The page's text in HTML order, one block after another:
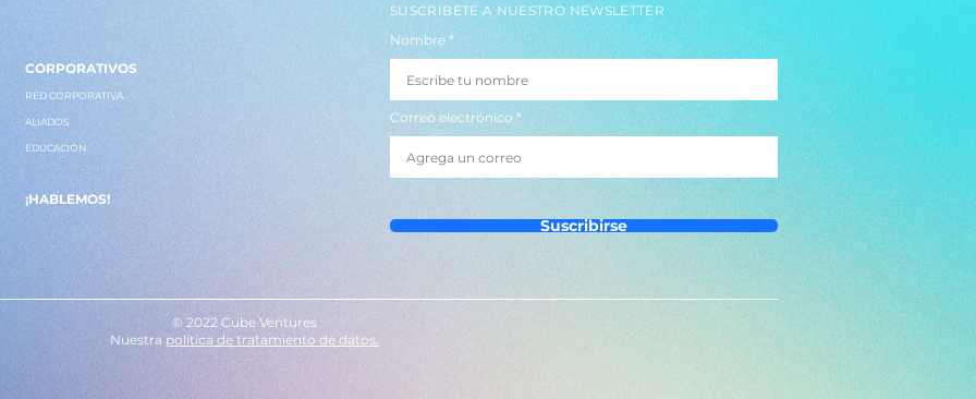
CORPORATIVOS
RED CORPORATIVA
ALIADOS
EDUCACIÓN
¡HABLEMOS!
SUSCRÍBETE A NUESTRO NEWSLETTER
Nombre
Correo electrónico
Suscribirse
© 2022 Cube Ventures
Nuestra política de tratamiento de datos.